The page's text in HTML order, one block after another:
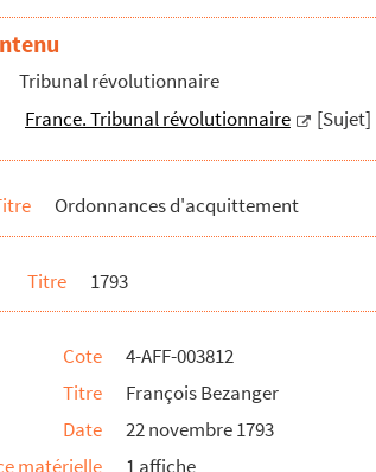
Grandmaison
Pierre Testard, Louis Grimouard
Tribunal révolutionnaire
France. Tribunal révolutionnaire [Sujet]
Ordonnances d'acquittement
Titre 1793
Cote
4-AFF-003812
Titre
François Bezanger
Date
22 novembre 1793
matérielle
1 affiche